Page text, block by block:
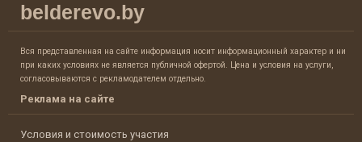
belderevo.by
Вся представленная на сайте информация носит информационный характер и ни
при каких условиях не является публичной офертой. Цена и условия на услуги,
согласовываются с рекламодателем отдельно.
Реклама на сайте
Условия и стоимость участия